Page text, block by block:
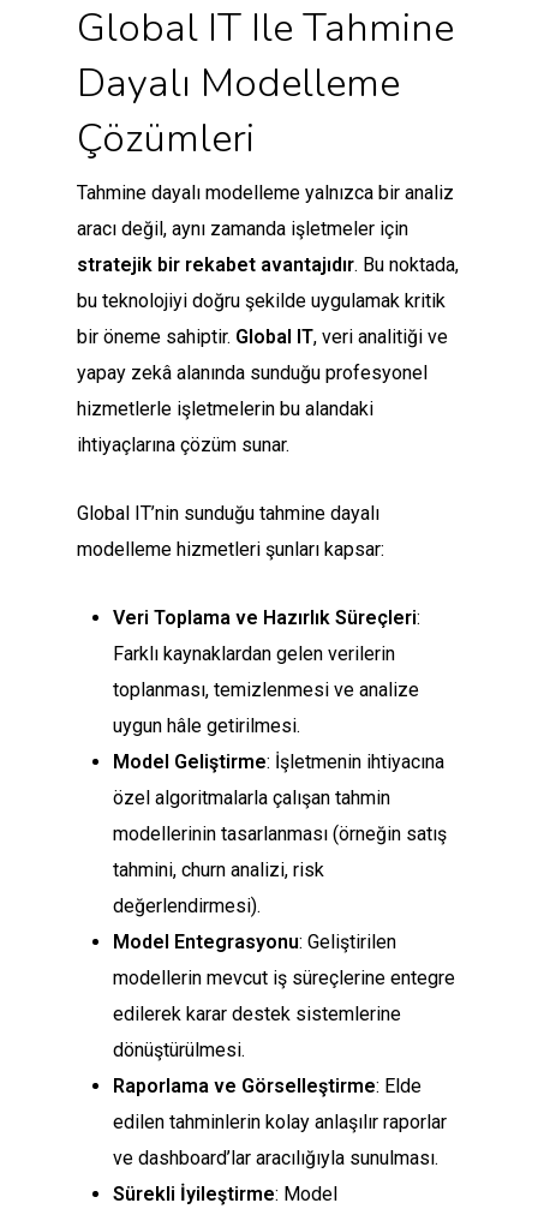
Global IT Ile Tahmine
Dayalı Modelleme
Çözümleri
Tahmine dayalı modelleme yalnızca bir analiz
aracı değil, aynı zamanda işletmeler için
stratejik bir rekabet avantajıdır. Bu noktada,
bu teknolojiyi doğru şekilde uygulamak kritik
bir öneme sahiptir. Global IT, veri analitiği ve
yapay zekâ alanında sunduğu profesyonel
hizmetlerle işletmelerin bu alandaki
ihtiyaçlarına çözüm sunar.
Global IT’nin sunduğu tahmine dayalı
modelleme hizmetleri şunları kapsar:
Veri Toplama ve Hazırlık Süreçleri:
Farklı kaynaklardan gelen verilerin
toplanması, temizlenmesi ve analize
uygun hâle getirilmesi.
Model Geliştirme: İşletmenin ihtiyacına
özel algoritmalarla çalışan tahmin
modellerinin tasarlanması (örneğin satış
tahmini, churn analizi, risk
değerlendirmesi).
Model Entegrasyonu: Geliştirilen
modellerin mevcut iş süreçlerine entegre
edilerek karar destek sistemlerine
dönüştürülmesi.
Raporlama ve Görselleştirme: Elde
edilen tahminlerin kolay anlaşılır raporlar
ve dashboard’lar aracılığıyla sunulması.
Sürekli İyileştirme: Model